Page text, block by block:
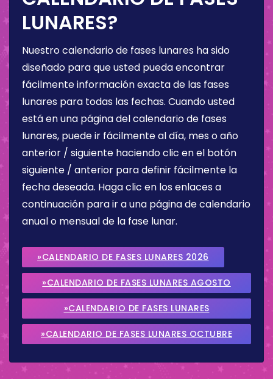
LUNARES?
Nuestro calendario de fases lunares ha sido
diseñado para que usted pueda encontrar
fácilmente información exacta de las fases
lunares para todas las fechas. Cuando usted
está en una página del calendario de fases
lunares, puede ir fácilmente al día, mes o año
anterior / siguiente haciendo clic en el botón
siguiente / anterior para definir fácilmente la
fecha deseada. Haga clic en los enlaces a
continuación para ir a una página de calendario
anual o mensual de la fase lunar.
»CALENDARIO DE FASES LUNARES 2026
»CALENDARIO DE FASES LUNARES AGOSTO
2026
»CALENDARIO DE FASES LUNARES
SEPTIEMBRE 2026
»CALENDARIO DE FASES LUNARES OCTUBRE